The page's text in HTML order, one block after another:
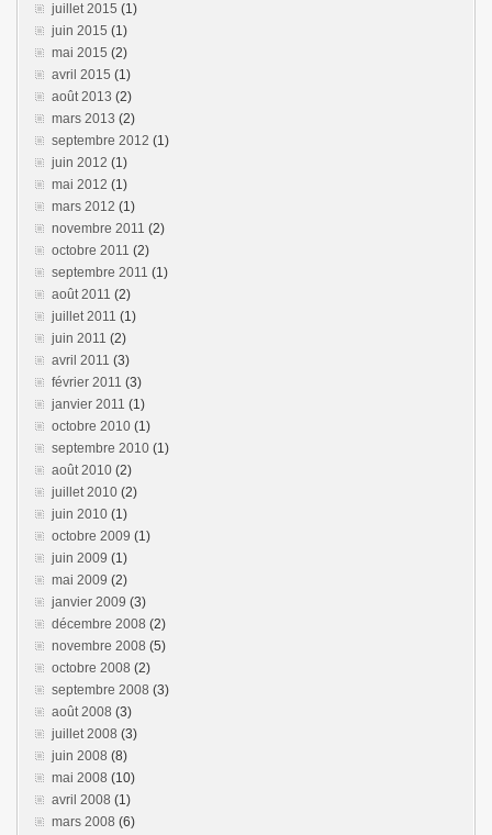
juillet 2015 (1)
juin 2015 (1)
mai 2015 (2)
avril 2015 (1)
août 2013 (2)
mars 2013 (2)
septembre 2012 (1)
juin 2012 (1)
mai 2012 (1)
mars 2012 (1)
novembre 2011 (2)
octobre 2011 (2)
septembre 2011 (1)
août 2011 (2)
juillet 2011 (1)
juin 2011 (2)
avril 2011 (3)
février 2011 (3)
janvier 2011 (1)
octobre 2010 (1)
septembre 2010 (1)
août 2010 (2)
juillet 2010 (2)
juin 2010 (1)
octobre 2009 (1)
juin 2009 (1)
mai 2009 (2)
janvier 2009 (3)
décembre 2008 (2)
novembre 2008 (5)
octobre 2008 (2)
septembre 2008 (3)
août 2008 (3)
juillet 2008 (3)
juin 2008 (8)
mai 2008 (10)
avril 2008 (1)
mars 2008 (6)